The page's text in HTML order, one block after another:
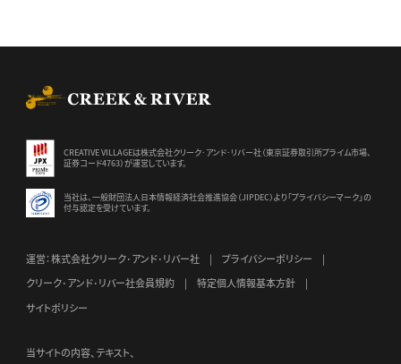
CREATIVE VILLAGEは株式会社クリーク･アンド･リバー社（東京証券取引所プライム市場、
証券コード4763）が運営しています。
当社は、一般財団法人日本情報経済社会推進協会（JIPDEC）より 「プライバシーマーク」の
付与認定を受けています。
運営：株式会社クリーク･アンド･リバー社
プライバシーポリシー
クリーク･アンド･リバー社会員規約
特定個人情報基本方針
サイトポリシー
当サイトの内容、テキスト、